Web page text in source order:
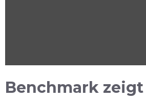
anzeigen
Benchmark